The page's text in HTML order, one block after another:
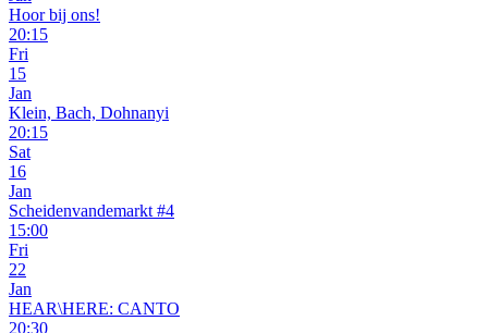
Hoor bij ons!
20:15
Fri
15
Jan
Klein, Bach, Dohnanyi
20:15
Sat
16
Jan
Scheidenvandemarkt #4
15:00
Fri
22
Jan
HEAR\HERE: CANTO
20:30